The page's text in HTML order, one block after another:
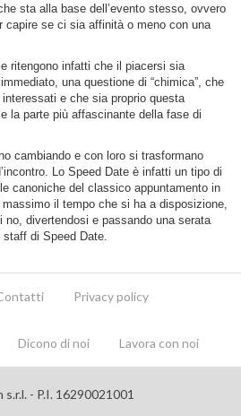
sta alla base dell’evento stesso, ovvero
capire se ci sia affinità o meno con una
ritengono infatti che il piacersi sia
una questione di “chimica”, che
e che sia proprio questa
la parte più affascinante della fase di
cambiando e con loro si trasformano
Lo Speed Date è infatti un tipo di
canoniche del classico appuntamento in
il tempo che si ha a disposizione,
divertendosi e passando una serata
staff di Speed Date.
Privacy policy
Dicono di noi Lavora con noi
s.r.l. - P.I. 16290021001